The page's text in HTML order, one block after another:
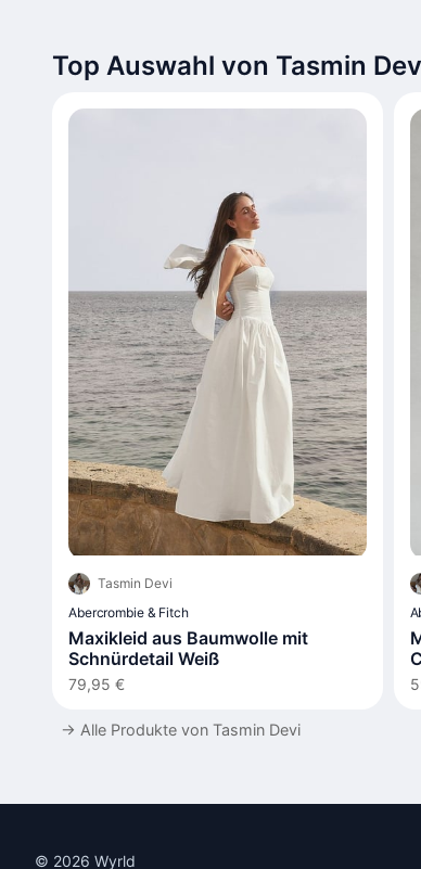
Top Auswahl von Tasmin
Tasmin Devi
Abercrombie & Fitch
Maxikleid aus Baumwolle mit
Schnürdetail Weiß
79,95 €
→ Alle Produkte von Tasmin Devi
© 2026 Wyrld